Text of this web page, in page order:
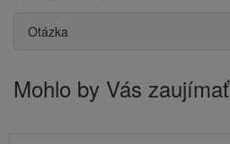
Otázka
Mohlo by Vás zaujímať